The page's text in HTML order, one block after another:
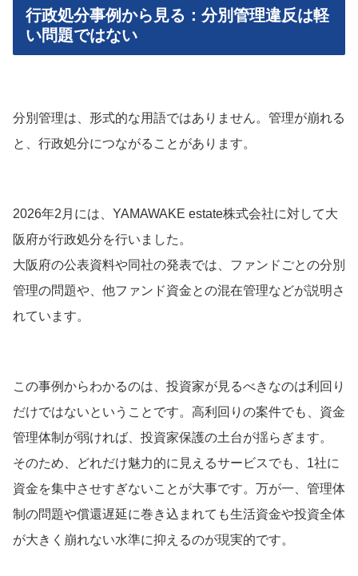
行政処分事例から見る：分別管理違反は軽
い問題ではない
分別管理は、形式的な用語ではありません。管理が崩れる
と、行政処分につながることがあります。
2026年2月には、YAMAWAKE estate株式会社に対して大
阪府が行政処分を行いました。
大阪府の公表資料や同社の発表では、ファンドごとの分別
管理の問題や、他ファンド資金との混在管理などが説明さ
れています。
この事例からわかるのは、投資家が見るべきなのは利回り
だけではないということです。高利回りの案件でも、資金
管理体制が弱ければ、投資家保護の土台が揺らぎます。
そのため、どれだけ魅力的に見えるサービスでも、1社に
資金を集中させすぎないことが大事です。万が一、管理体
制の問題や償還遅延に巻き込まれても生活資金や投資全体
が大きく崩れない水準に抑えるのが現実的です。